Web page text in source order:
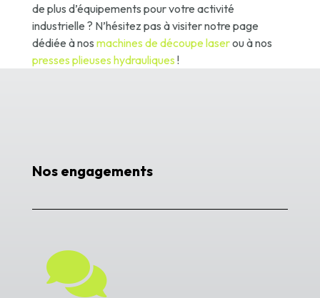
de plus d’équipements pour votre activité
industrielle ? N’hésitez pas à visiter notre page
dédiée à nos machines de découpe laserou à nos
presses plieuses hydrauliques !
Nos engagements
